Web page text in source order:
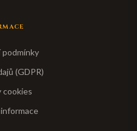
(GDPR)
cookies